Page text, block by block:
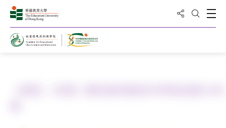
分享到打開搜
打